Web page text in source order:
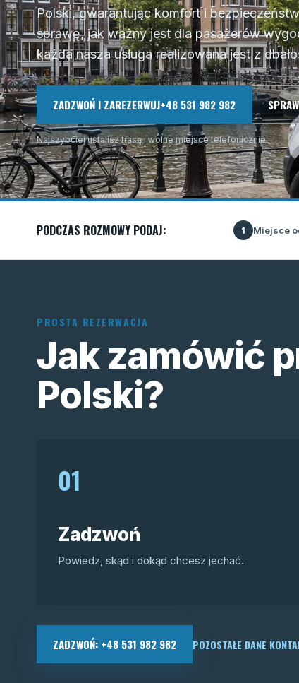
Polski, gwarantując komfort i
sprawę, jak ważny jest dla pasażerów
każda nasza usługa realizowana jest z
ZADZWOŃ I ZAREZERWUJ+48 531 982 982
Najszybciej ustalisz trasę i wolne miejsce telefonicznie.
PODCZAS ROZMOWY PODAJ: 1 Miejsce
PROSTA REZERWACJA
Jak zamówić
Polski?
01
Zadzwoń
Powiedz, skąd i dokąd chcesz jechać.
ZADZWOŃ: +48 531 982 982 POZOSTAŁE DANE